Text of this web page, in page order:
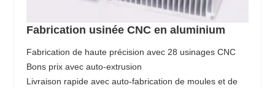
Fabrication usinée CNC en aluminium
Fabrication de haute précision avec 28 usinages CNC
Bons prix avec auto-extrusion
Livraison rapide avec auto-fabrication de moules et de